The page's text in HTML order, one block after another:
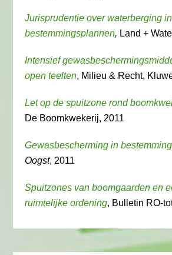
Jurisprudentie over waterberging in
bestemmingsplannen, Land +
Intensief
open teelten, Milieu & Recht,
Let op de spuitzone rond
De Boomkwekerij, 2011
Gewasbescherming in
Oogst, 2011
Spuitzones van boomgaarden en
ruimtelijke ordening, Bulletin RO-